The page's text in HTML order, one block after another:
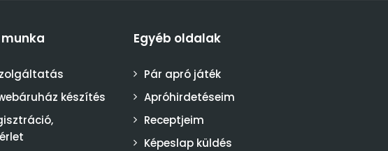
készítés
Egyéb oldalak
Pár apró játék
Apróhirdetéseim
Receptjeim
Képeslap küldés